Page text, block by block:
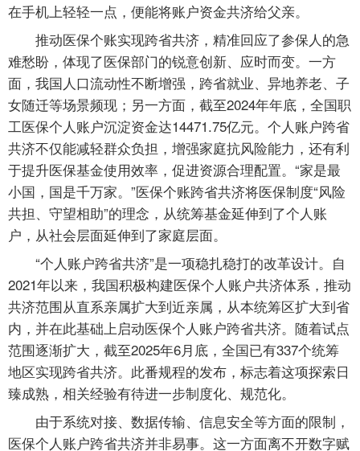
在手机上轻轻一点，便能将账户资金共济给父亲。
推动医保个账实现跨省共济，精准回应了参保人的急
难愁盼，体现了医保部门的锐意创新、应时而变。一方
面，我国人口流动性不断增强，跨省就业、异地养老、子
女随迁等场景频现；另一方面，截至2024年年底，全国职
工医保个人账户沉淀资金达14471.75亿元。个人账户跨省
共济不仅能减轻群众负担，增强家庭抗风险能力，还有利
于提升医保基金使用效率，促进资源合理配置。“家是最
小国，国是千万家。”医保个账跨省共济将医保制度“风险
共担、守望相助”的理念，从统筹基金延伸到了个人账
户，从社会层面延伸到了家庭层面。
“个人账户跨省共济”是一项稳扎稳打的改革设计。自
2021年以来，我国积极构建医保个人账户共济体系，推动
共济范围从直系亲属扩大到近亲属，从本统筹区扩大到省
内，并在此基础上启动医保个人账户跨省共济。随着试点
范围逐渐扩大，截至2025年6月底，全国已有337个统筹
地区实现跨省共济。此番规程的发布，标志着这项探索日
臻成熟，相关经验有待进一步制度化、规范化。
由于系统对接、数据传输、信息安全等方面的限制，
医保个人账户跨省共济并非易事。这一方面离不开数字赋